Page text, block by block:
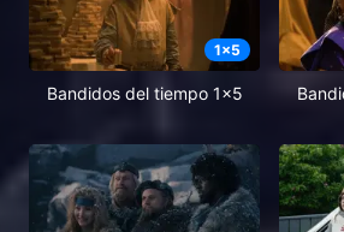
1x5
Bandidos del tiempo 1x5